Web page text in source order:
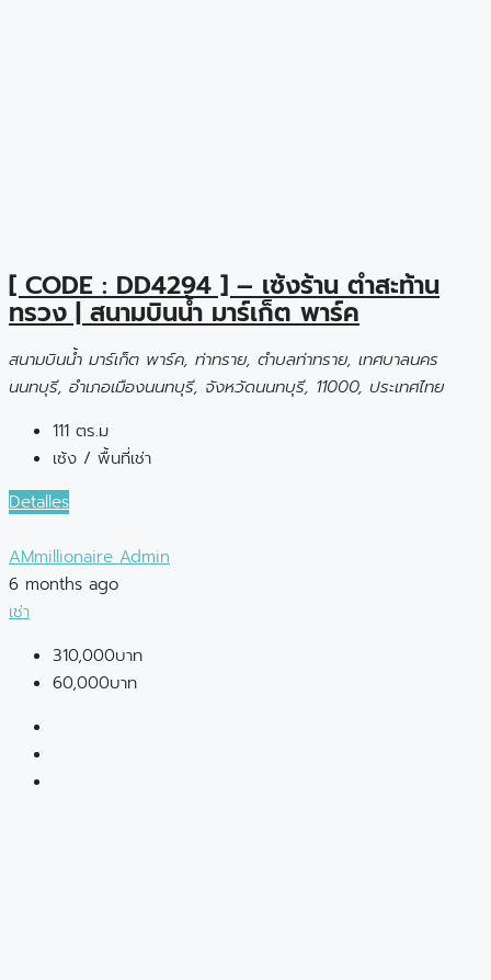
[ CODE : DD4294 ] – เซ้งร้าน ตำสะท้าน
ทรวง | สนามบินน้ำ มาร์เก็ต พาร์ค
สนามบินน้ำ มาร์เก็ต พาร์ค, ท่าทราย, ตำบลท่าทราย, เทศบาลนคร
นนทบุรี, อำเภอเมืองนนทบุรี, จังหวัดนนทบุรี, 11000, ประเทศไทย
111 ตร.ม
เซ้ง / พื้นที่เช่า
Detalles
AMmillionaire Admin
6 months ago
เช่า
310,000บาท
60,000บาท